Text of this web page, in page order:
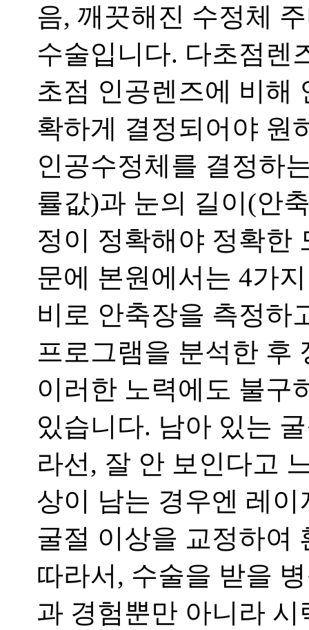
음, 깨끗해진 수정체
수술입니다. 다초점렌
초점 인공렌즈에 비해
확하게 결정되어야 원
인공수정체를 결정하
률값)과 눈의 길이(안
정이 정확해야 정확한
문에 본원에서는 4가
비로 안축장을 측정하
프로그램을 분석한 후
이러한 노력에도 불구
있습니다. 남아 있는
라선, 잘 안 보인다고
상이 남는 경우엔 레
굴절 이상을 교정하여
따라서, 수술을 받을
과 경험뿐만 아니라